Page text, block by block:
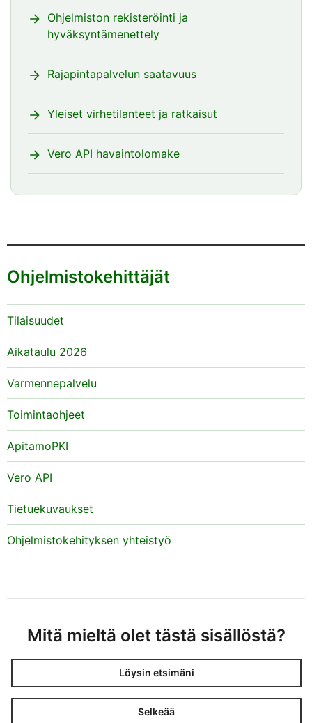
Ohjelmiston rekisteröinti ja
hyväksyntämenettely
Rajapintapalvelun saatavuus
Yleiset virhetilanteet ja ratkaisut
Vero API havaintolomake
Ohjelmistokehittäjät
Tilaisuudet
Aikataulu 2026
Varmennepalvelu
Toimintaohjeet
ApitamoPKI
Vero API
Tietuekuvaukset
Ohjelmistokehityksen yhteistyö
Mitä mieltä olet tästä sisällöstä?
Löysin etsimäni
Selkeää